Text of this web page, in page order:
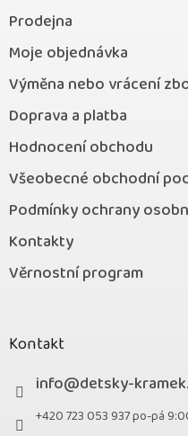
Prodejna
Moje objednávka
Výměna nebo vrácení
Doprava a platba
Hodnocení obchodu
Všeobecné obchodní
Podmínky ochrany
Kontakty
Věrnostní program
Kontakt
info@detsky-
+420 723 053 937 po-pá